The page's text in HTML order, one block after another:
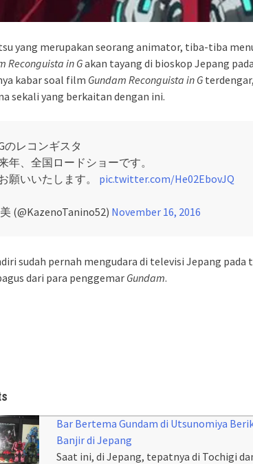
yang merupakan seorang animator, tiba-tiba
Reconguista in Gakan tayang di bioskop Jepang
kabar soal film Gundam Reconguista in G
sekali yang berkaitan dengan ini.
のレコンギスタ
年、全国ロードショーです。
願いいたします。 pic.twitter.com/He02EbovJQ
(@KazenoTanino52) November 16, 2016
sudah pernah mengudara di televisi Jepang
dari para penggemar Gundam.
Bar Bertema Gundam di Utsunomiya
Banjir di Jepang
Saat ini, di Jepang, tepatnya di Tochigi